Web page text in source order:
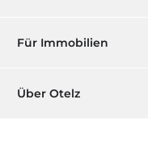
Geschenkgutschein
Für Immobilien
Ihr Hotel auflisten
Über Otelz